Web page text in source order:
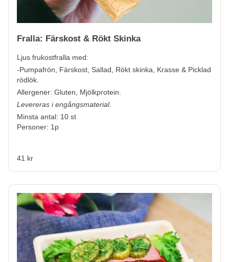
Fralla: Färskost & Rökt Skinka
Ljus frukostfralla med:
-Pumpafrön, Färskost, Sallad, Rökt skinka, Krasse & Picklad
rödlök.
Allergener: Gluten, Mjölkprotein.
Levereras i engångsmaterial.
Minsta antal: 10 st
Personer: 1p
41 kr